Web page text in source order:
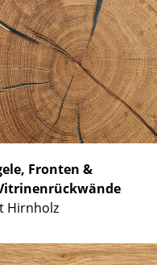
Fronten &
Hirnholz